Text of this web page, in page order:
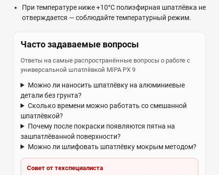
При температуре ниже +10°C полиэфирная шпатлёвка не
отверждается — соблюдайте температурный режим.
Часто задаваемые вопросы
Ответы на самые распространённые вопросы о работе с
универсальной шпатлёвкой MIPA PX 9
Можно ли наносить шпатлёвку на алюминиевые
детали без грунта?
Сколько времени можно работать со смешанной
шпатлёвкой?
Почему после покраски появляются пятна на
зашпатлёванной поверхности?
Можно ли шлифовать шпатлёвку мокрым методом?
Совет от техспециалиста